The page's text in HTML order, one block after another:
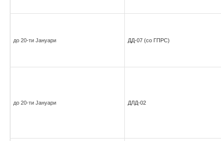
до 20-ти Јануари ДД-07 (со ГПРС)
до 20-ти Јануари ДЛД-02